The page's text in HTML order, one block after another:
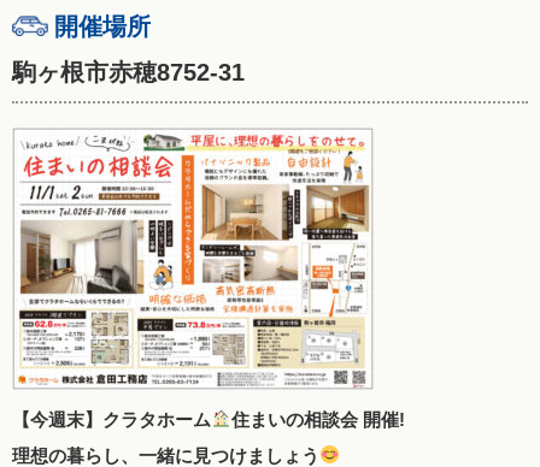
開催場所
駒ヶ根市赤穂8752-31
【今週末】クラタホーム
住まいの相談会 開催!
理想の暮らし、一緒に見つけましょう